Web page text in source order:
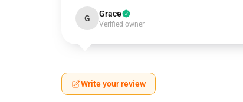
G Grace
Verified owner
Write your review